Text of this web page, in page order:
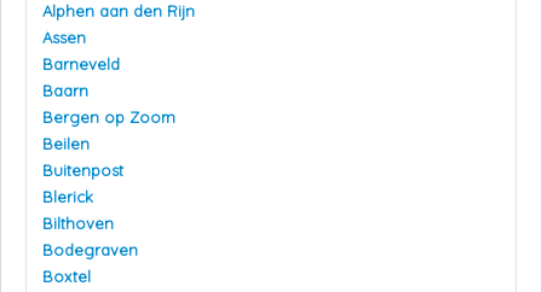
Alphen aan den Rijn
Assen
Barneveld
Baarn
Bergen op Zoom
Beilen
Buitenpost
Blerick
Bilthoven
Bodegraven
Boxtel